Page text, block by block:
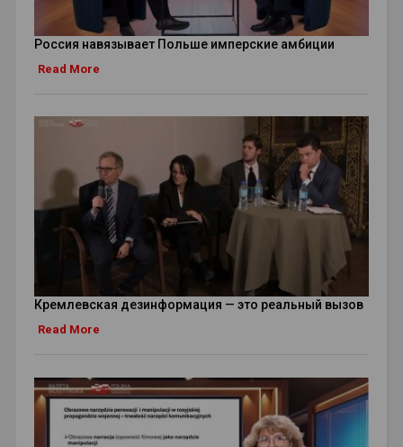
Россия навязывает Польше имперские амбиции
Read More
Кремлевская дезинформация — это реальный вызов
Read More